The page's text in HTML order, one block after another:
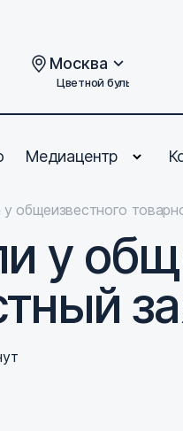
Москва
Цветной бульвар, дом 2
Медиацентр
общеизвестного
у